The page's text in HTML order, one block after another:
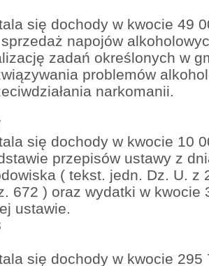
się dochody w kwocie 49
napojów
zadań określonych w
problemów
narkomanii.
się dochody w kwocie 10
przepisów ustawy z
( tekst. jedn. Dz. U. z
672 ) oraz wydatki w kwocie
ustawie.
się dochody w kwocie 295